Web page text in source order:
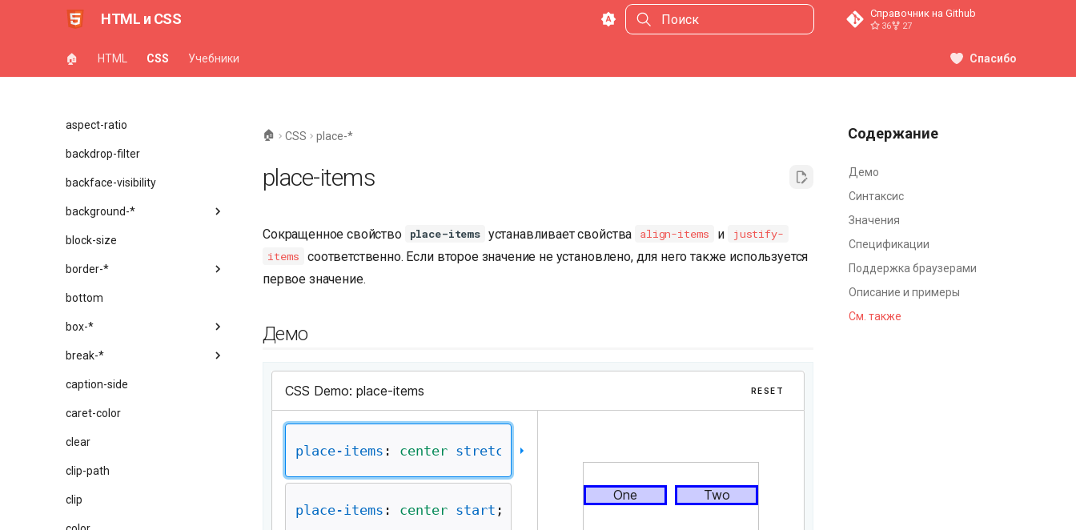
HTML и CSS Справочник на Github
36 27
🏠 HTML CSS Учебники Спасибо
align-*
animation-*
aspect-ratio
backdrop-filter
backface-visibility
background-*
block-size
border-*
bottom
box-*
break-*
caption-side
caret-color
clear
clip-path
clip
Содержание
Демо
Синтаксис
Значения
Спецификации
Поддержка браузерами
Описание и примеры
См. также
🏠 CSS place-*
place-items
Сокращенное свойство place-items устанавливает свойства align-items и
justify-
items
соответственно. Если второе значение не установлено, для него также используется
первое значение.
Демо